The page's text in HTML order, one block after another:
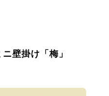
壁掛け「梅」